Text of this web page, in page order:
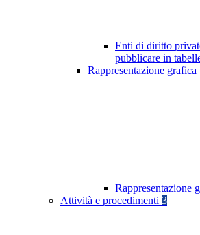
Enti di diritto
pubblicare in
Rappresentazione grafica
Rappresentazione
Attività e procedimenti 3